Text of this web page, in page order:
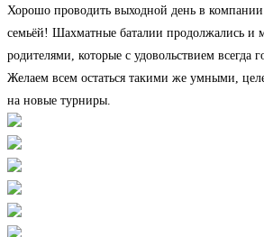
Хорошо проводить выходной день в
семьёй! Шахматные баталии продолжались и
родителями, которые с удовольствием всегда
Желаем всем остаться такими же умными,
на новые турниры.